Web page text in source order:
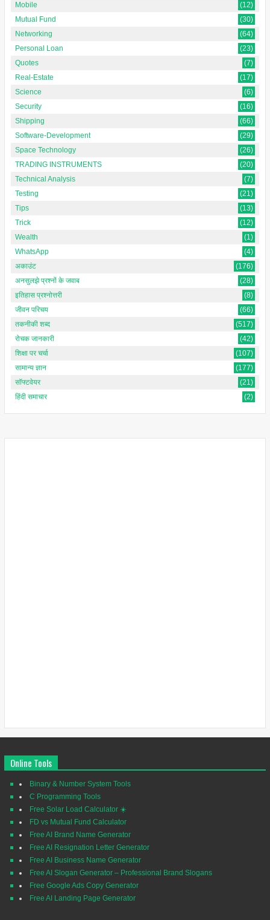
Mobile
(12)
Mutual Fund
(30)
Networking
(64)
Personal Loan
(23)
Quotes
(7)
Real-Estate
(17)
Science
(6)
Security
(16)
Shipping
(66)
Software-Development
(29)
Space Technology
(26)
TRADING INSTRUMENTS
(20)
Technical Analysis
(7)
Testing
(21)
Tips
(13)
Trick
(12)
Wealth
(1)
WhatsApp
(4)
अकाउंट
(176)
अनसुलझे प्रश्नों के जवाब
(28)
इतिहास प्रश्नोत्तरी
(8)
जीवन परिचय
(66)
तकनीकी शब्द
(517)
रोचक जानकारी
(42)
शिक्षा पर चर्चा
(107)
सामान्य ज्ञान
(177)
सॉफ्टवेयर
(21)
हिंदी समाचार
(2)
Online Tools
Binary & Number System Tools
C Programming Tools
Free Solar Load Calculator ☀️
FD vs Mutual Fund Calculator
Free AI Brand Name Generator
Free AI Resignation Letter Generator
Free AI Business Name Generator
Free AI Slogan Generator – Professional Brand Slogans
Free Google Ads Copy Generator
Free AI Landing Page Generator